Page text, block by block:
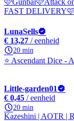
🩷Gunbai🩷Attack
FAST DELIVERY🩷
LunaSells
€ 13,27 / eenheid
20 min
⭐ Ascendant Dice -
Little-garden01
€ 0,45 / eenheid
20 min
Kazeshini | AOTR |